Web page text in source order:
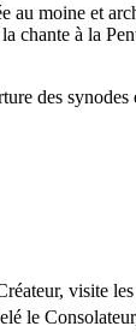
moine et
à la
des
visite
le